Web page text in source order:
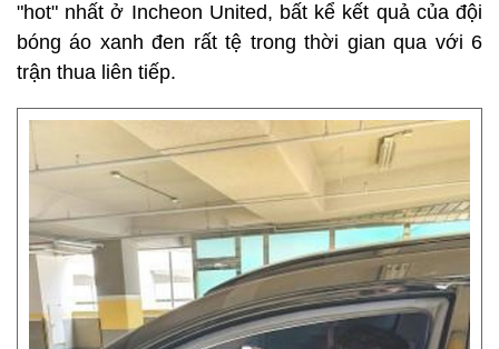
"hot" nhất ở Incheon United, bất kể kết quả của đội
bóng áo xanh đen rất tệ trong thời gian qua với 6
trận thua liên tiếp.